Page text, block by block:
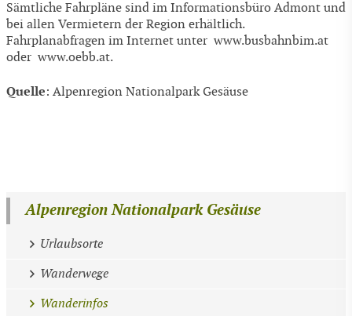
Sämtliche Fahrpläne sind im Informationsbüro Admont und
bei allen Vermietern der Region erhältlich.
Fahrplanabfragen im Internet unter www.busbahnbim.at
oder www.oebb.at.
Quelle: Alpenregion Nationalpark Gesäuse
Alpenregion Nationalpark Gesäuse
Urlaubsorte
Wanderwege
Wanderinfos